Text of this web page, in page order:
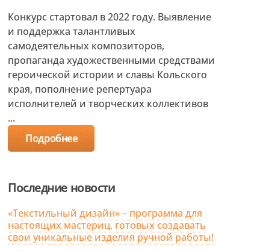
Конкурс стартовал в 2022 году. Выявление
и поддержка талантливых
самодеятельных композиторов,
пропаганда художественными средствами
героической истории и славы Кольского
края, пополнение репертуара
исполнителей и творческих коллективов
...
Подробнее
Последние новости
«Текстильный дизайн» – программа для
настоящих мастериц, готовых создавать
свои уникальные изделия ручной работы!